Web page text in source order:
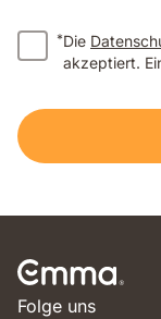
*Die
akzeptiert.
Folge uns